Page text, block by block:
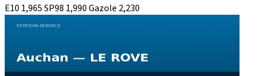
E10 1,965SP98 1,990Gazole 2,230